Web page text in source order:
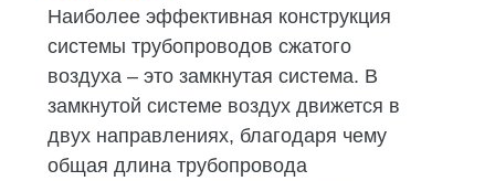
Наиболее эффективная конструкция
системы трубопроводов сжатого
воздуха – это замкнутая система. В
замкнутой системе воздух движется в
двух направлениях, благодаря чему
общая длина трубопровода